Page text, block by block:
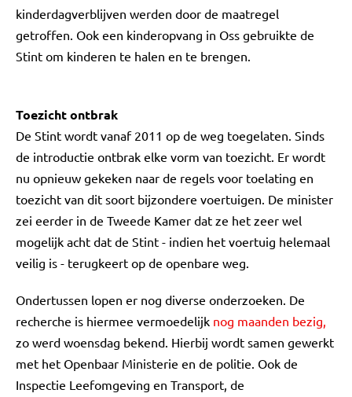
kinderdagverblijven werden door de maatregel
getroffen. Ook een kinderopvang in Oss gebruikte de
Stint om kinderen te halen en te brengen.
Toezicht ontbrak
De Stint wordt vanaf 2011 op de weg toegelaten. Sinds
de introductie ontbrak elke vorm van toezicht. Er wordt
nu opnieuw gekeken naar de regels voor toelating en
toezicht van dit soort bijzondere voertuigen. De minister
zei eerder in de Tweede Kamer dat ze het zeer wel
mogelijk acht dat de Stint - indien het voertuig helemaal
veilig is - terugkeert op de openbare weg.
Ondertussen lopen er nog diverse onderzoeken. De
recherche is hiermee vermoedelijk nog maanden bezig,
zo werd woensdag bekend. Hierbij wordt samen gewerkt
met het Openbaar Ministerie en de politie. Ook de
Inspectie Leefomgeving en Transport, de